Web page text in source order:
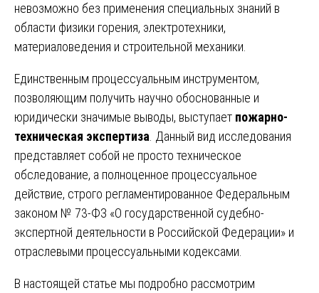
невозможно без применения специальных знаний в
области физики горения, электротехники,
материаловедения и строительной механики.
Единственным процессуальным инструментом,
позволяющим получить научно обоснованные и
юридически значимые выводы, выступает пожарно-
техническая экспертиза . Данный вид исследования
представляет собой не просто техническое
обследование, а полноценное процессуальное
действие, строго регламентированное Федеральным
законом № 73-ФЗ «О государственной судебно-
экспертной деятельности в Российской Федерации» и
отраслевыми процессуальными кодексами.
В настоящей статье мы подробно рассмотрим